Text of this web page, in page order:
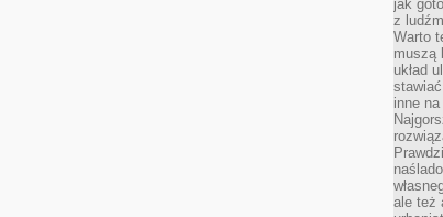
jak
z
Warto
muszą
układ
inne
ale też